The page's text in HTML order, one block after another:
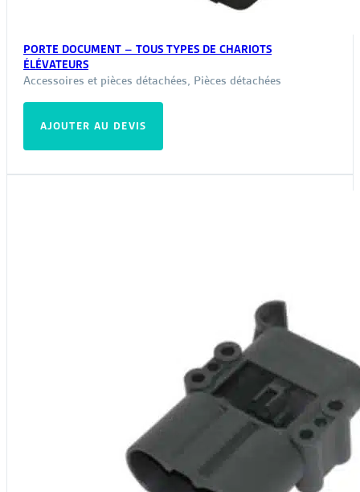
PORTE DOCUMENT – TOUS TYPES DE CHARIOTS
ÉLÉVATEURS
Accessoires et pièces détachées, Pièces détachées
AJOUTER AU DEVIS